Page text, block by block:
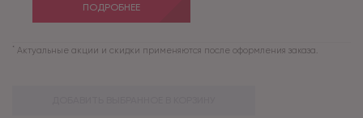
ПОДРОБНЕЕ
* Актуальные акции и скидки применяются после оформления заказа.